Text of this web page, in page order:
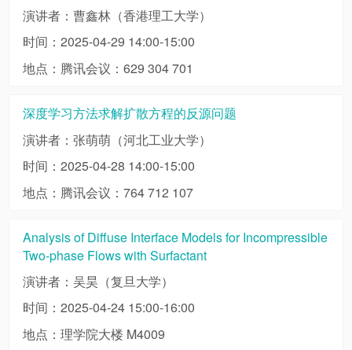
演讲者：曹鑫林（香港理工大学）
时间：2025-04-29 14:00-15:00
地点：腾讯会议：629 304 701
深度学习方法求解扩散方程的反源问题
演讲者：张萌萌（河北工业大学）
时间：2025-04-28 14:00-15:00
地点：腾讯会议：764 712 107
Analysis of Diffuse Interface Models for Incompressible
Two-phase Flows with Surfactant
演讲者：吴昊（复旦大学）
时间：2025-04-24 15:00-16:00
地点：理学院大楼 M4009